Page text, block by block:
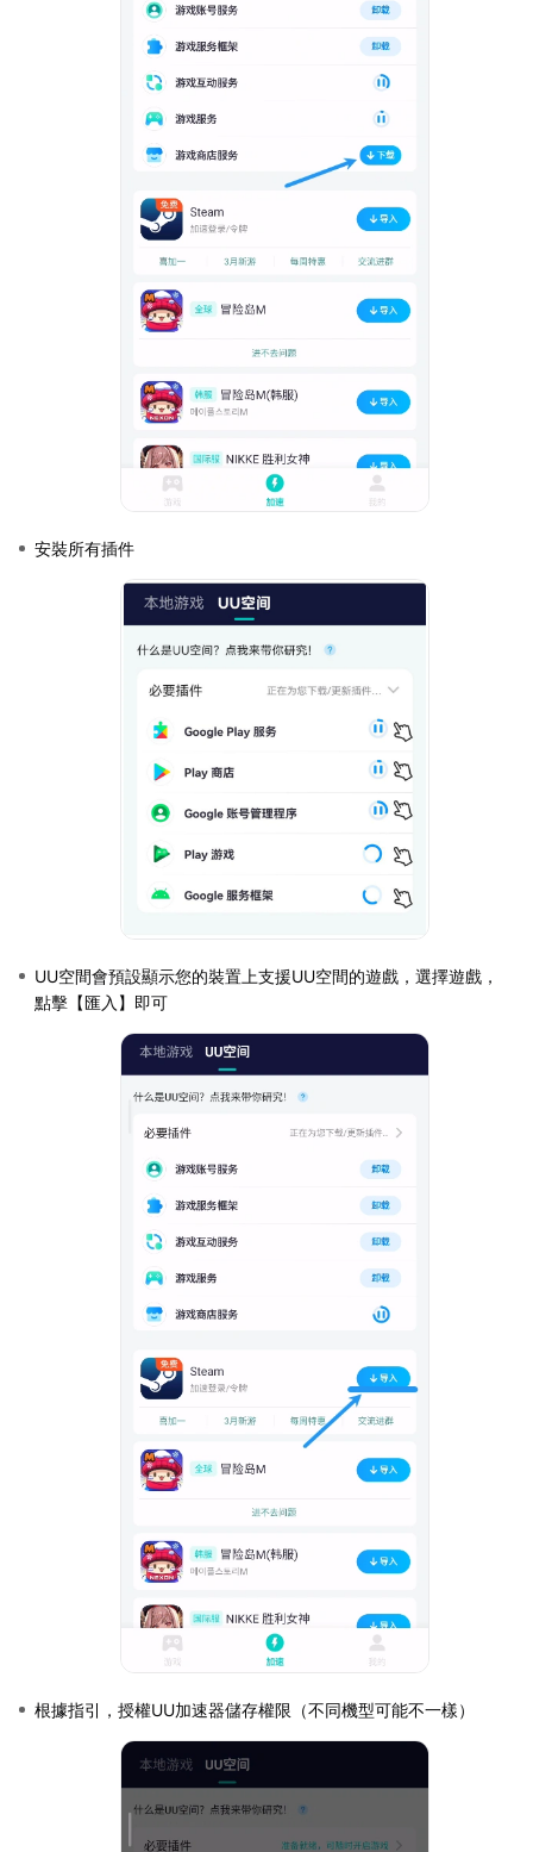
安裝所有插件
UU空間會預設顯示您的裝置上支援UU空間的遊戲，選擇遊戲，
點擊【匯入】即可
根據指引，授權UU加速器儲存權限（不同機型可能不一樣）